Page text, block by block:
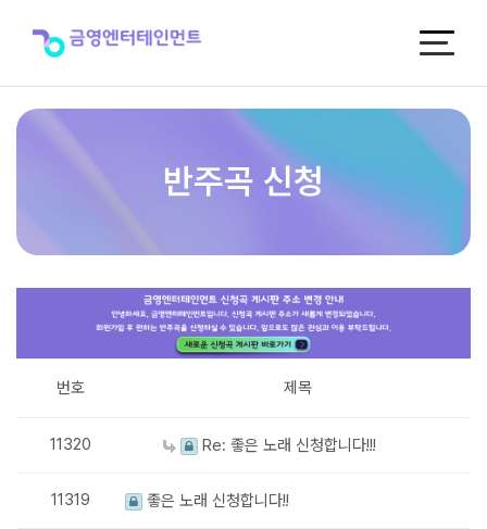
반주곡 신청
번호 제목
11320 Re: 좋은 노래 신청합니다!!!
11319 좋은 노래 신청합니다!!